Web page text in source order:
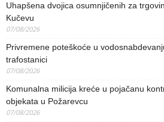
Uhapšena dvojica osumnjičenih za
Kučevu
07/08/2026
Privremene poteškoće u
trafostanici
07/08/2026
Komunalna milicija kreće u pojačanu
objekata u Požarevcu
07/08/2026